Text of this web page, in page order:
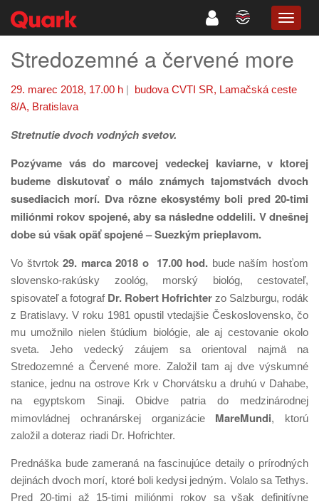
Stredozemné a červené more
29. marec 2018, 17.00 h | budova CVTI SR, Lamačská ceste
8/A, Bratislava
Stretnutie dvoch vodných svetov.
Pozývame vás do marcovej vedeckej kaviarne, v ktorej
budeme diskutovať o málo známych tajomstvách dvoch
susediacich morí. Dva rôzne ekosystémy boli pred 20-timi
miliónmi rokov spojené, aby sa následne oddelili. V dnešnej
dobe sú však opäť spojené – Suezkým prieplavom.
Vo štvrtok29. marca 2018 o 17.00 hod. bude naším hosťom
slovensko-rakúsky zoológ, morský biológ, cestovateľ,
spisovateľ a fotograf Dr. Robert Hofrichter zo Salzburgu, rodák
z Bratislavy. V roku 1981 opustil vtedajšie Československo, čo
mu umožnilo nielen štúdium biológie, ale aj cestovanie okolo
sveta. Jeho vedecký záujem sa orientoval najmä na
Stredozemné a Červené more. Založil tam aj dve výskumné
stanice, jednu na ostrove Krk v Chorvátsku a druhú v Dahabe,
na egyptskom Sinaji. Obidve patria do medzinárodnej
mimovládnej ochranárskej organizácie MareMundi, ktorú
založil a doteraz riadi Dr. Hofrichter.
Prednáška bude zameraná na fascinujúce detaily o prírodných
dejinách dvoch morí, ktoré boli kedysi jedným. Volalo sa Tethys.
Pred 20-timi až 15-timi miliónmi rokov sa však definitívne